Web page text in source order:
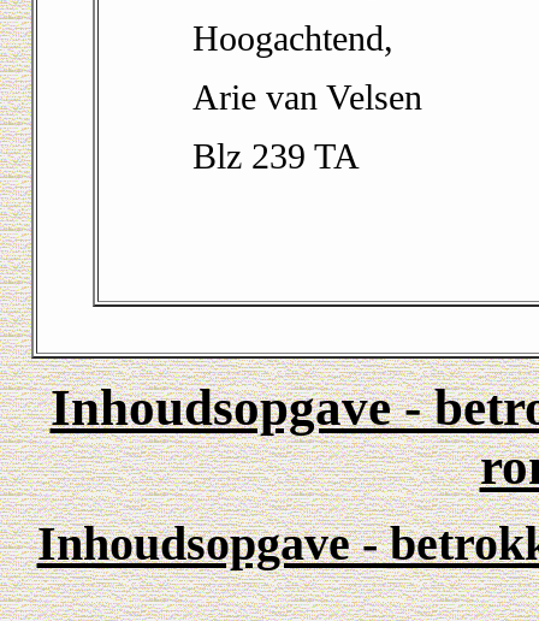
Hoogachtend,
Arie van Velsen
Blz 239 TA
Inhoudsopgave -
Inhoudsopgave -